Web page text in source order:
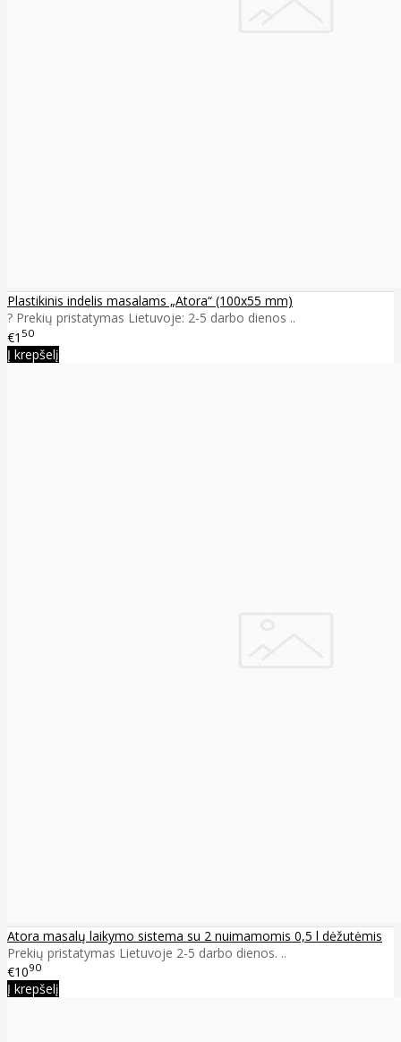
Plastikinis indelis masalams „Atora“ (100x55 mm)
? Prekių pristatymas Lietuvoje: 2-5 darbo dienos ..
€1 50
Į krepšelį
Atora masalų laikymo sistema su 2 nuimamomis 0,5 l dėžutėmis
Prekių pristatymas Lietuvoje 2-5 darbo dienos. ..
€1090
Į krepšelį